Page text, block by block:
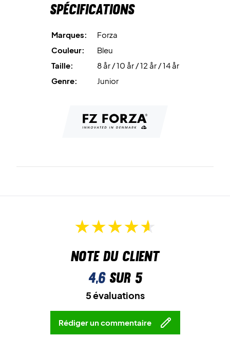
Spécifications
Marques:
Forza
Couleur:
Bleu
Taille:
8 år / 10 år / 12 år / 14 år
Genre:
Junior
Note du client
4,6sur 5
5 évaluations
Rédiger un commentaire